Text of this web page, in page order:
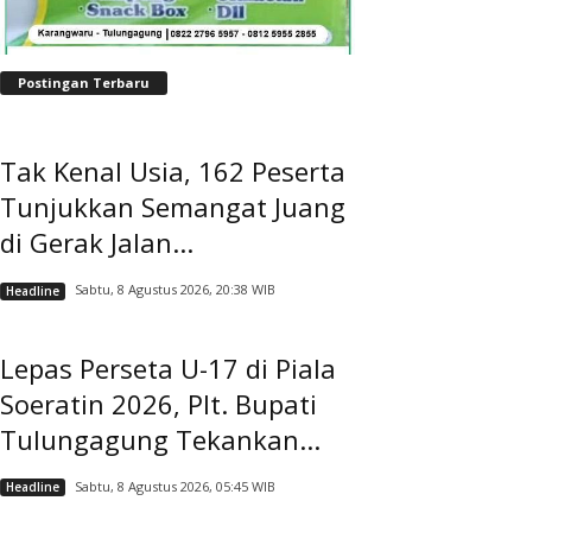
Postingan Terbaru
Tak Kenal Usia, 162 Peserta
Tunjukkan Semangat Juang
di Gerak Jalan...
Headline Sabtu, 8 Agustus 2026, 20:38 WIB
Lepas Perseta U-17 di Piala
Soeratin 2026, Plt. Bupati
Tulungagung Tekankan...
Headline Sabtu, 8 Agustus 2026, 05:45 WIB